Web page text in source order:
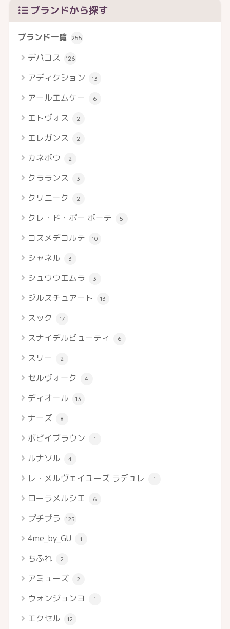
ブランドから探す
ブランド一覧 255
デパコス 126
アディクション 13
アールエムケー 6
エトヴォス 2
エレガンス 2
カネボウ 2
クラランス 3
クリニーク 2
クレ・ド・ポー ボーテ 5
コスメデコルテ 10
シャネル 3
シュウウエムラ 3
ジルスチュアート 13
スック 17
スナイデルビューティ 6
スリー 2
セルヴォーク 4
ディオール 13
ナーズ 8
ボビイブラウン 1
ルナソル 4
レ・メルヴェイユーズ ラデュレ 1
ローラメルシエ 6
プチプラ 125
4me_by_GU 1
ちふれ 2
アミューズ 2
ウォンジョンヨ 1
エクセル 12